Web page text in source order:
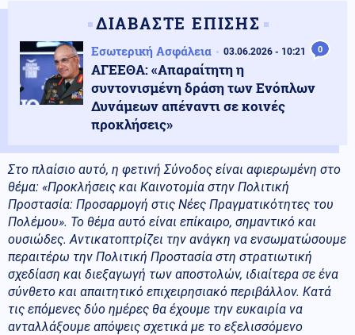
ΔΙΑΒΑΣΤΕ ΕΠΙΣΗΣ
Εσωτερική Ασφάλεια 03.06.2026 - 10:21 0
ΑΓΕΕΘΑ: «Απαραίτητη η
συντονισμένη δράση των Ενόπλων
Δυνάμεων απέναντι σε κοινές
προκλήσεις»
Στο πλαίσιο αυτό, η φετινή Σύνοδος είναι αφιερωμένη στο
θέμα: «Προκλήσεις και Καινοτομία στην Πολιτική
Προστασία: Προσαρμογή στις Νέες Πραγματικότητες του
Πολέμου». Το θέμα αυτό είναι επίκαιρο, σημαντικό και
ουσιώδες. Αντικατοπτρίζει την ανάγκη να ενσωματώσουμε
περαιτέρω την Πολιτική Προστασία στη στρατιωτική
σχεδίαση και διεξαγωγή των αποστολών, ιδιαίτερα σε ένα
σύνθετο και απαιτητικό επιχειρησιακό περιβάλλον. Κατά
τις επόμενες δύο ημέρες θα έχουμε την ευκαιρία να
ανταλλάξουμε απόψεις σχετικά με το εξελισσόμενο